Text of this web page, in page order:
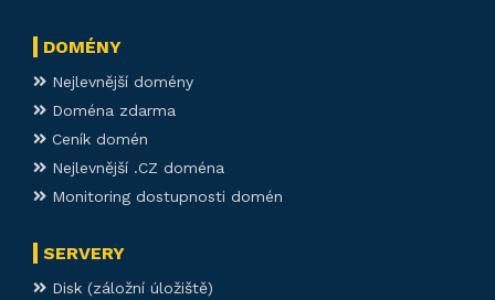
DOMÉNY
Nejlevnější domény
Doména zdarma
Ceník domén
Nejlevnější .CZ doména
Monitoring dostupnosti domén
SERVERY
Disk (záložní úložiště)